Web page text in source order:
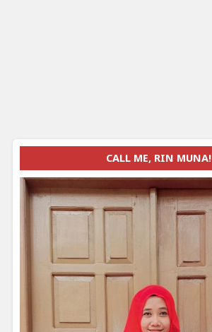
CALL ME, RIN MUNA!